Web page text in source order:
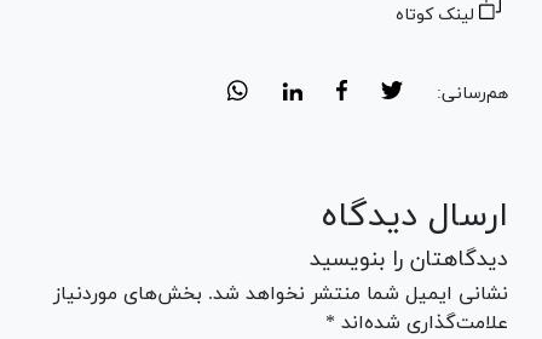
لینک کوتاه
هم‌رسانی:
ارسال دیدگاه
دیدگاهتان را بنویسید
نشانی ایمیل شما منتشر نخواهد شد. بخش‌های موردنیاز
علامت‌گذاری شده‌اند *